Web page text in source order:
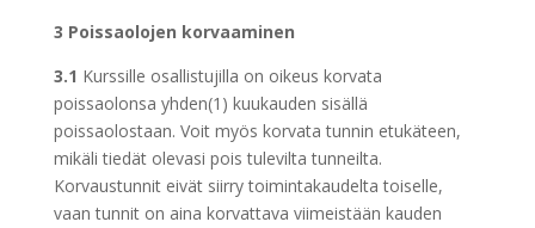
3 Poissaolojen korvaaminen
3.1 Kurssille osallistujilla on oikeus korvata
poissaolonsa yhden(1) kuukauden sisällä
poissaolostaan. Voit myös korvata tunnin etukäteen,
mikäli tiedät olevasi pois tulevilta tunneilta.
Korvaustunnit eivät siirry toimintakaudelta toiselle,
vaan tunnit on aina korvattava viimeistään kauden